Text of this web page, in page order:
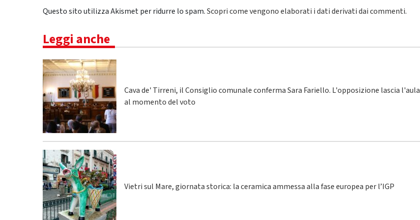
Questo sito utilizza Akismet per ridurre lo spam.Scopri come vengono elaborati i dati derivati dai commenti.
Leggi anche
Cava de' Tirreni, il Consiglio comunale conferma Sara Fariello. L'opposizione lascia l'aula
al momento del voto
Vietri sul Mare, giornata storica: la ceramica ammessa alla fase europea per l’IGP